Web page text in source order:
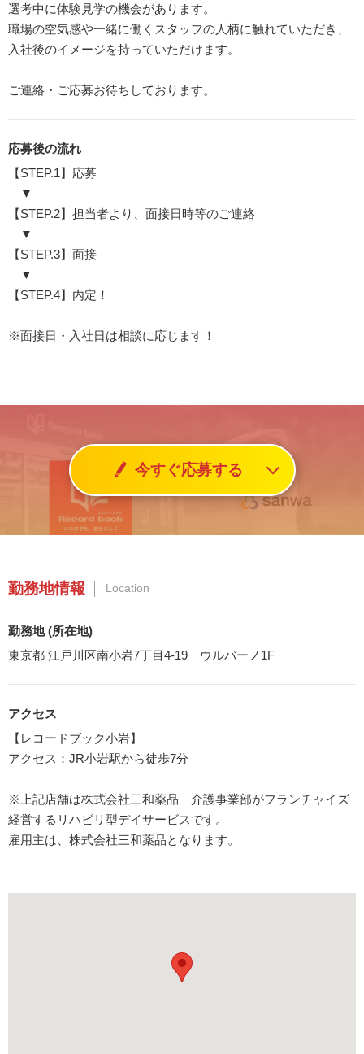
選考中に体験見学の機会があります。
職場の空気感や一緒に働くスタッフの人柄に触れていただき、
入社後のイメージを持っていただけます。
ご連絡・ご応募お待ちしております。
応募後の流れ
【STEP.1】応募
▼
【STEP.2】担当者より、面接日時等のご連絡
▼
【STEP.3】面接
▼
【STEP.4】内定！
※面接日・入社日は相談に応じます！
今すぐ応募する
勤務地情報 Location
勤務地 (所在地)
東京都 江戸川区南小岩7丁目4-19 ウルバーノ1F
アクセス
【レコードブック小岩】
アクセス：JR小岩駅から徒歩7分
※上記店舗は株式会社三和薬品 介護事業部がフランチャイズ
経営するリハビリ型デイサービスです。
雇用主は、株式会社三和薬品となります。